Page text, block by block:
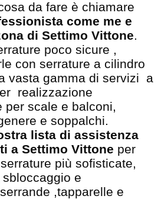
da fare è chiamare
come me e
di Settimo Vittone.
poco sicure ,
con serrature a cilindro
vasta gamma di servizi a
realizzazione
per scale e balconi,
e soppalchi.
lista di assistenza
a Settimo Vittone per
più sofisticate,
e
,tapparelle e